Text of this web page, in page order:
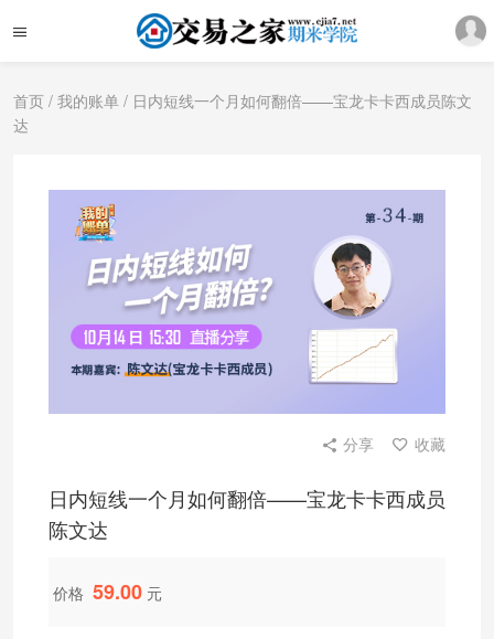
首页 / 我的账单 / 日内短线一个月如何翻倍——宝龙卡卡西成员陈文
达
分享 收藏
日内短线一个月如何翻倍——宝龙卡卡西成员
陈文达
价格 59.00 元